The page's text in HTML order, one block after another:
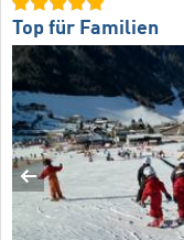
Top für Familien